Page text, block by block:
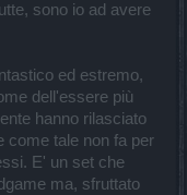
sono io ad avere
ed estremo,
dell'essere più
hanno rilasciato
come tale non fa per
E' un set che
ma, sfruttato